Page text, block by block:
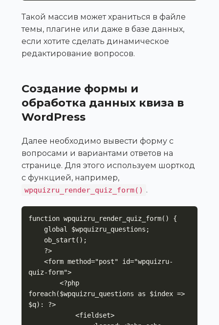
Такой массив может храниться в файле
темы, плагине или даже в базе данных,
если хотите сделать динамическое
редактирование вопросов.
Создание формы и
обработка данных квиза в
WordPress
Далее необходимо вывести форму с
вопросами и вариантами ответов на
странице. Для этого используем шорткод
с функцией, например,
wpquizru_render_quiz_form() .
function wpquizru_render_quiz_form() {
quiz-form">
foreach($wpquizru_questions as $index =>
$q): ?>